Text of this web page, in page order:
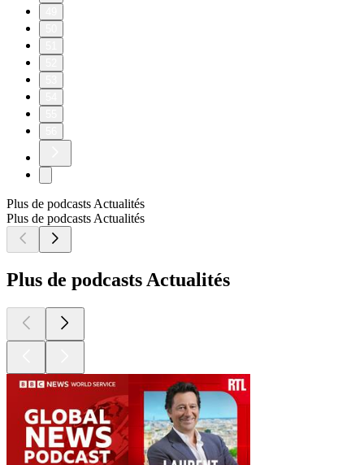
Plus de podcasts Actualités
Plus de podcasts Actualités
Plus de podcasts Actualités